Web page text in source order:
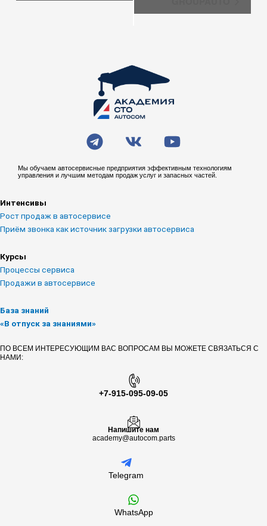
T
e
l
e
r
a
V
k
Y
o
u
t
e
Мы обучаем автосервисные предприятия эффективным технологиям
управления и лучшим методам продаж услуг и запасных частей.
Интенсивы
Рост продаж в автосервисе
Приём звонка как источник загрузки автосервиса
Курсы
Процессы сервиса
Продажи в автосервисе
База знаний
«В отпуск за знаниями»
ПО ВСЕМ ИНТЕРЕСУЮЩИМ ВАС ВОПРОСАМ ВЫ МОЖЕТЕ СВЯЗАТЬСЯ С
НАМИ:
+7-915-095-09-05
Напишите нам
academy@autocom.parts
Telegram
WhatsApp